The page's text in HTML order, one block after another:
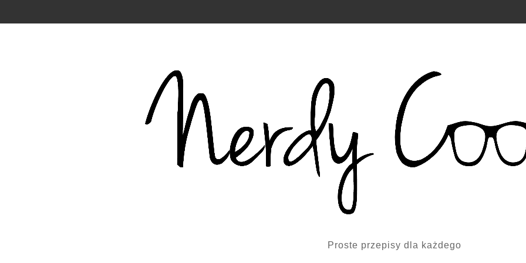
Proste przepisy dla każdego